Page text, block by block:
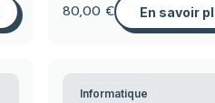
80,00 € En savoir
Informatique